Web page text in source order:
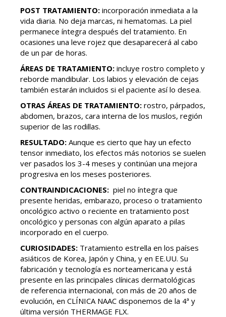
POST TRATAMIENTO: incorporación inmediata a la
vida diaria. No deja marcas, ni hematomas. La piel
permanece íntegra después del tratamiento. En
ocasiones una leve rojez que desaparecerá al cabo
de un par de horas.
ÁREAS DE TRATAMIENTO: incluye rostro completo y
reborde mandibular. Los labios y elevación de cejas
también estarán incluidos si el paciente así lo desea.
OTRAS ÁREAS DE TRATAMIENTO: rostro, párpados,
abdomen, brazos, cara interna de los muslos, región
superior de las rodillas.
RESULTADO: Aunque es cierto que hay un efecto
tensor inmediato, los efectos más notorios se suelen
ver pasados los 3-4 meses y continúan una mejora
progresiva en los meses posteriores.
CONTRAINDICACIONES: piel no íntegra que
presente heridas, embarazo, proceso o tratamiento
oncológico activo o reciente en tratamiento post
oncológico y personas con algún aparato a pilas
incorporado en el cuerpo.
CURIOSIDADES: Tratamiento estrella en los países
asiáticos de Korea, Japón y China, y en EE.UU. Su
fabricación y tecnología es norteamericana y está
presente en las principales clínicas dermatológicas
de referencia internacional, con más de 20 años de
evolución, en CLÍNICA NAAC disponemos de la 4ª y
última versión THERMAGE FLX.